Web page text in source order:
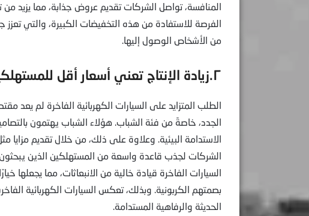
المنافسة، تواصل الشركات تقديم عروض جذابة، مما يزيد
الفرصة للاستفادة من هذه التخفيضات الكبيرة، والتي تعزز
من الأشخاص الوصول إليها.
٢.زيادة الإنتاج تعني أسعار أقل للمستهلكين
الطلب المتزايد على السيارات الكهربائية الفاخرة لم يعد
الجدد، خاصةً من فئة الشباب. هؤلاء الشباب يهتمون
الاستدامة البيئية. وعلاوة على ذلك، من خلال تقديم مزايا
الشركات لجذب قاعدة واسعة من المستهلكين الذين
السيارات الفاخرة قيادة خالية من الانبعاثات، مما يجعلها
بصمتهم الكربونية. وبذلك، تعكس السيارات الكهربائية
الحديثة والرفاهية المستدامة.